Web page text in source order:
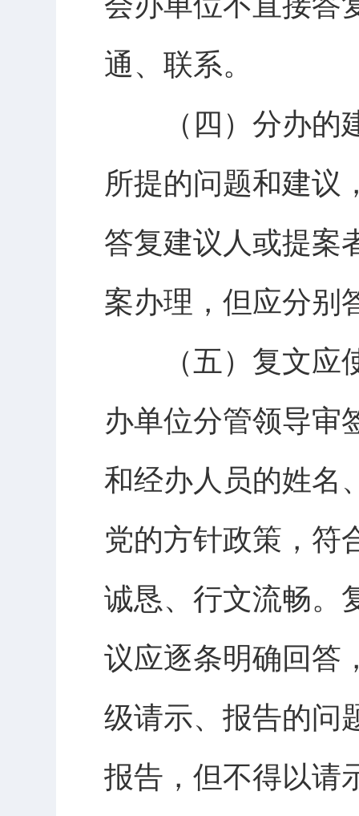
通、联系。
（四）分办的建
所提的问题和建议
答复建议人或提案
案办理，但应分别
（五）复文应使
办单位分管领导审
和经办人员的姓名
党的方针政策，符
诚恳、行文流畅。
议应逐条明确回答
级请示、报告的问
报告，但不得以请